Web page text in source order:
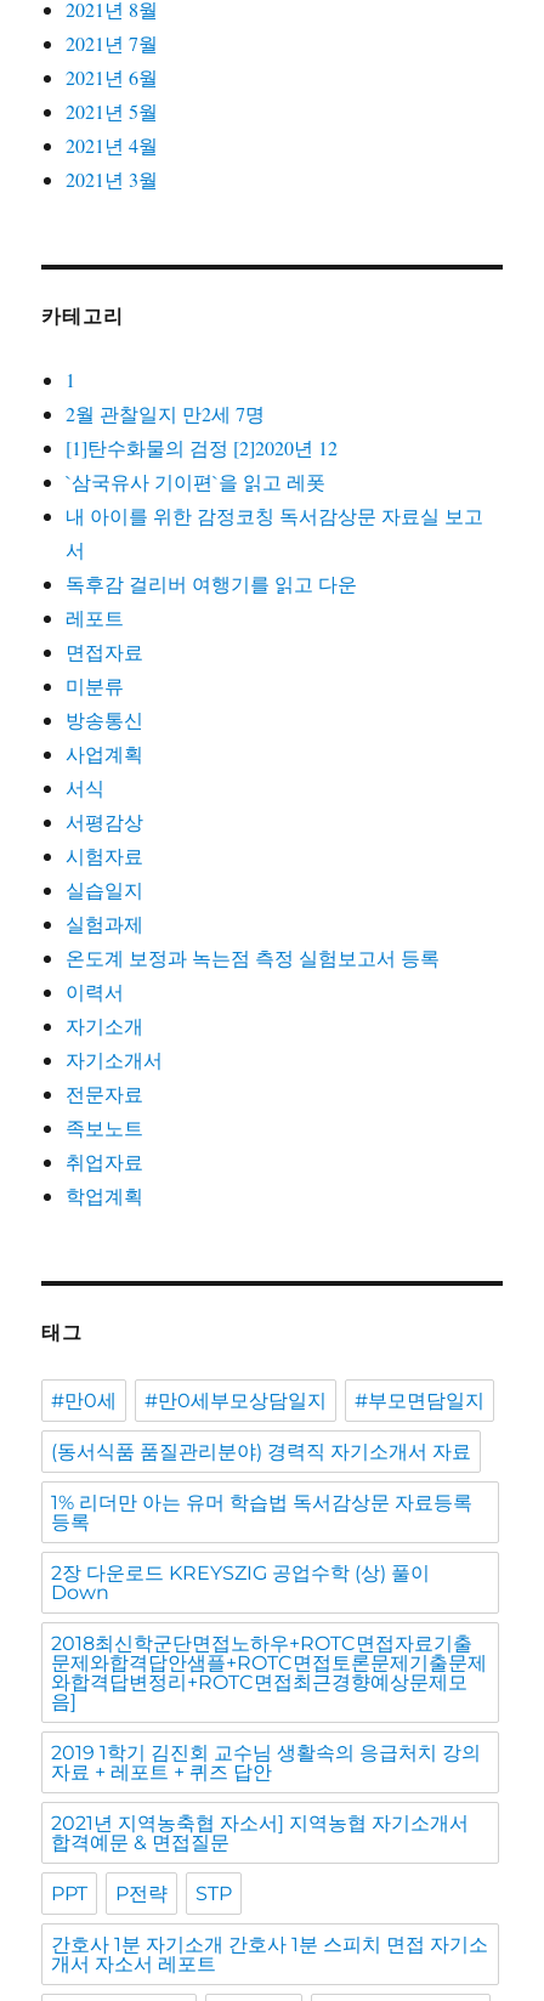
2021년 8월
2021년 7월
2021년 6월
2021년 5월
2021년 4월
2021년 3월
카테고리
1
2월 관찰일지 만2세 7명
[1]탄수화물의 검정 [2]2020년 12
`삼국유사 기이편`을 읽고 레폿
내 아이를 위한 감정코칭 독서감상문 자료실 보고
서
독후감 걸리버 여행기를 읽고 다운
레포트
면접자료
미분류
방송통신
사업계획
서식
서평감상
시험자료
실습일지
실험과제
온도계 보정과 녹는점 측정 실험보고서 등록
이력서
자기소개
자기소개서
전문자료
족보노트
취업자료
학업계획
태그
#만0세 #만0세부모상담일지 #부모면담일지
(동서식품 품질관리분야) 경력직 자기소개서 자료
1% 리더만 아는 유머 학습법 독서감상문 자료등록
등록
2장 다운로드 KREYSZIG 공업수학 (상) 풀이
Down
2018최신학군단면접노하우+ROTC면접자료기출
문제와합격답안샘플+ROTC면접토론문제기출문제
와합격답변정리+ROTC면접최근경향예상문제모
음]
2019 1학기 김진회 교수님 생활속의 응급처치 강의
자료 + 레포트 + 퀴즈 답안
2021년 지역농축협 자소서] 지역농협 자기소개서
합격예문 & 면접질문
PPT P전략 STP
간호사 1분 자기소개 간호사 1분 스피치 면접 자기소
개서 자소서 레포트